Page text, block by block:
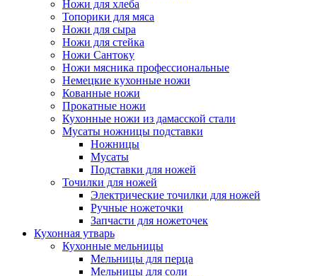
Ножи для хлеба
Топорики для мяса
Ножи для сыра
Ножи для стейка
Ножи Сантоку
Ножи мясника профессиональные
Немецкие кухонные ножи
Кованные ножи
Прокатные ножи
Кухонные ножи из дамасской стали
Мусаты ножницы подставки
Ножницы
Мусаты
Подставки для ножей
Точилки для ножей
Электрические точилки для ножей
Ручные ножеточки
Запчасти для ножеточек
Кухонная утварь
Кухонные мельницы
Мельницы для перца
Мельницы для соли